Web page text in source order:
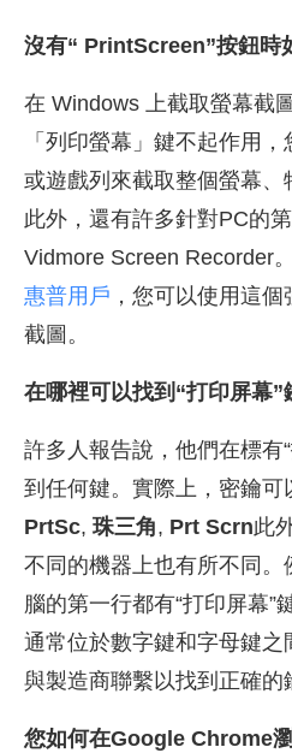
沒有“ PrintScreen”按鈕時
在 Windows 上截取螢幕截
「列印螢幕」鍵不起作用
或遊戲列來截取整個螢幕、
此外，還有許多針對PC的
Vidmore Screen Recorder
惠普用戶 ，您可以使用這
截圖。
在哪裡可以找到“打印屏幕”
許多人報告說，他們在標有
到任何鍵。實際上，密鑰可
PrtSc, 珠三角, Prt Scrn此
不同的機器上也有所不同
腦的第一行都有“打印屏幕”
通常位於數字鍵和字母鍵
與製造商聯繫以找到正確的
您如何在Google Chrome